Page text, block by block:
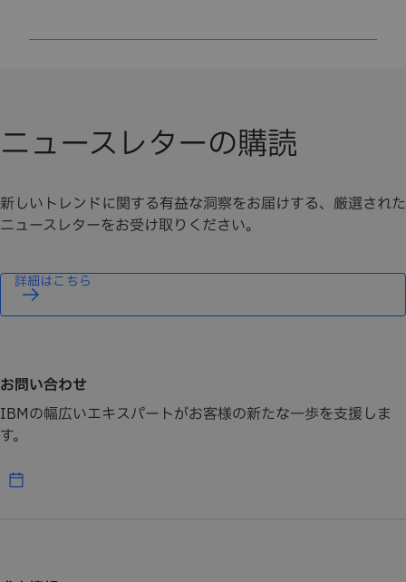
ニュースレターの購読
新しいトレンドに関する有益な洞察をお届けする、厳選された
ニュースレターをお受け取りください。
詳細はこちら
お問い合わせ
IBMの幅広いエキスパートがお客様の新たな一歩を支援しま
す。